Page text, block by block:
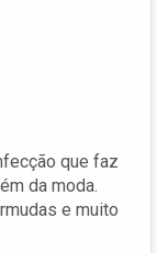
que faz
da moda.
e muito